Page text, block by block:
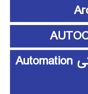
آموزش اتوماسیون صنعتی Automation